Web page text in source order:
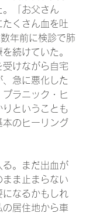
。「お父さん
くさん血を吐
年前に検診で肺
続けていた。
受けながら自宅
急に悪化した
ラニック・ヒ
ということも
のヒーリング
る。まだ出血が
まま止まらない
なるかもしれ
の居住地から車